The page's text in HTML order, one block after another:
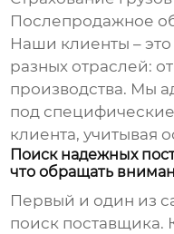
Послепродажное
Наши клиенты –
разных отраслей:
производства. Мы
под
клиента, учитывая
Поиск надежных
что обращать
Первый и один из
поиск поставщика.